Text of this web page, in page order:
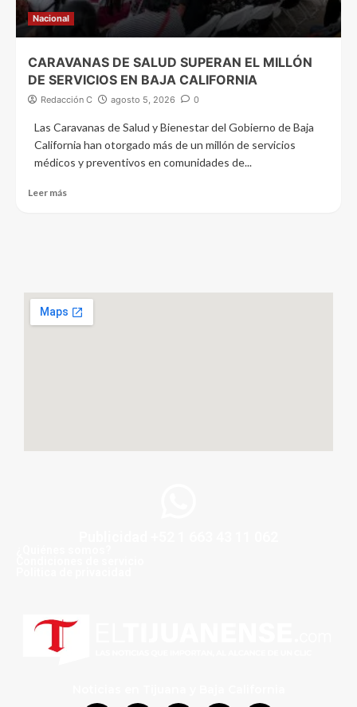
Nacional
CARAVANAS DE SALUD SUPERAN EL MILLÓN
DE SERVICIOS EN BAJA CALIFORNIA
Redacción C agosto 5, 2026 0
Las Caravanas de Salud y Bienestar del Gobierno de Baja
California han otorgado más de un millón de servicios
médicos y preventivos en comunidades de...
Leer más